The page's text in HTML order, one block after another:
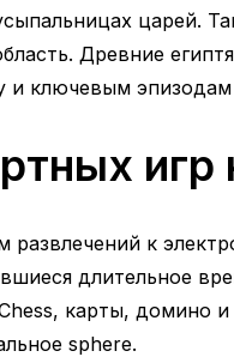
царей.
Древние
ключевым эпизодам
к
длительное
карты, домино
sphere.